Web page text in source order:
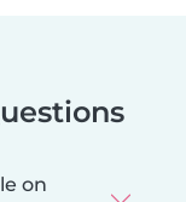
on